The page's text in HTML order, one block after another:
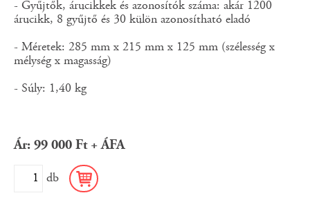
Ár: 99 000 Ft + ÁFA
db
- Gyűjtők, árucikkek és azonosítók száma: akár 1200
árucikk, 8 gyűjtő és 30 külön azonosítható eladó
- Méretek: 285 mm x 215 mm x 125 mm (szélesség x
mélység x magasság)
- Súly: 1,40 kg